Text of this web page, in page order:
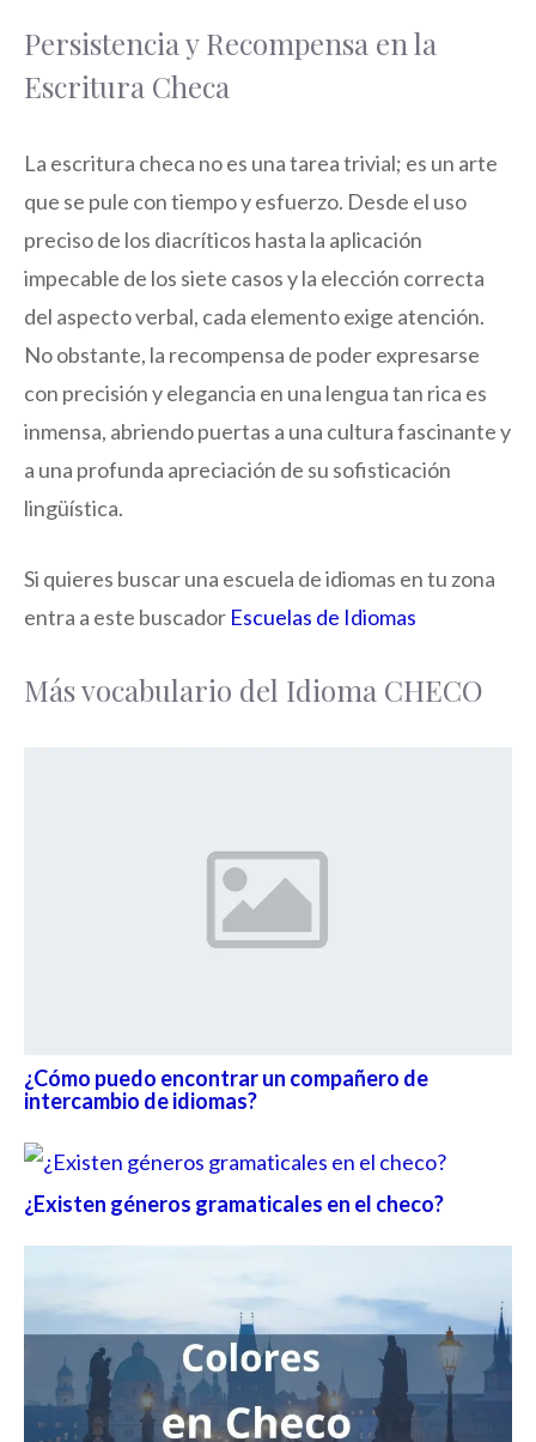
Persistencia y Recompensa en la
Escritura Checa
La escritura checa no es una tarea trivial; es un arte
que se pule con tiempo y esfuerzo. Desde el uso
preciso de los diacríticos hasta la aplicación
impecable de los siete casos y la elección correcta
del aspecto verbal, cada elemento exige atención.
No obstante, la recompensa de poder expresarse
con precisión y elegancia en una lengua tan rica es
inmensa, abriendo puertas a una cultura fascinante y
a una profunda apreciación de su sofisticación
lingüística.
Si quieres buscar una escuela de idiomas en tu zona
entra a este buscador Escuelas de Idiomas
Más vocabulario del Idioma CHECO
¿Cómo puedo encontrar un compañero de
intercambio de idiomas?
¿Existen géneros gramaticales en el checo?